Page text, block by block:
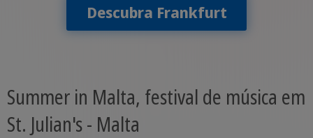
Descubra Frankfurt
Summer in Malta, festival de música em
St. Julian's - Malta